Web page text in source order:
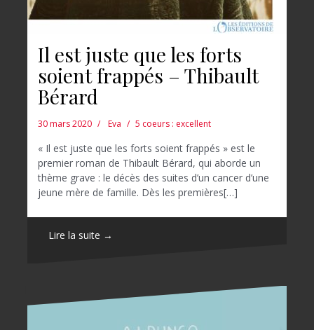
Il est juste que les forts
soient frappés – Thibault
Bérard
30 mars 2020 Eva 5 coeurs : excellent
« Il est juste que les forts soient frappés » est le
premier roman de Thibault Bérard, qui aborde un
thème grave : le décès des suites d’un cancer d’une
jeune mère de famille. Dès les premières[…]
Lire la suite →